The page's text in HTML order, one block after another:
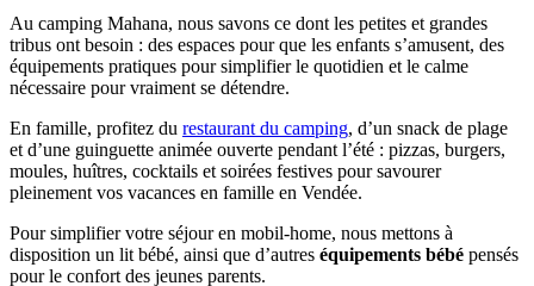
Au camping Mahana, nous savons ce dont les petites et grandes
tribus ont besoin : des espaces pour que les enfants s’amusent, des
équipements pratiques pour simplifier le quotidien et le calme
nécessaire pour vraiment se détendre.
En famille, profitez du restaurant du camping, d’un snack de plage
et d’une guinguette animée ouverte pendant l’été : pizzas, burgers,
moules, huîtres, cocktails et soirées festives pour savourer
pleinement vos vacances en famille en Vendée.
Pour simplifier votre séjour en mobil-home, nous mettons à
disposition un lit bébé, ainsi que d’autres équipements bébé pensés
pour le confort des jeunes parents.